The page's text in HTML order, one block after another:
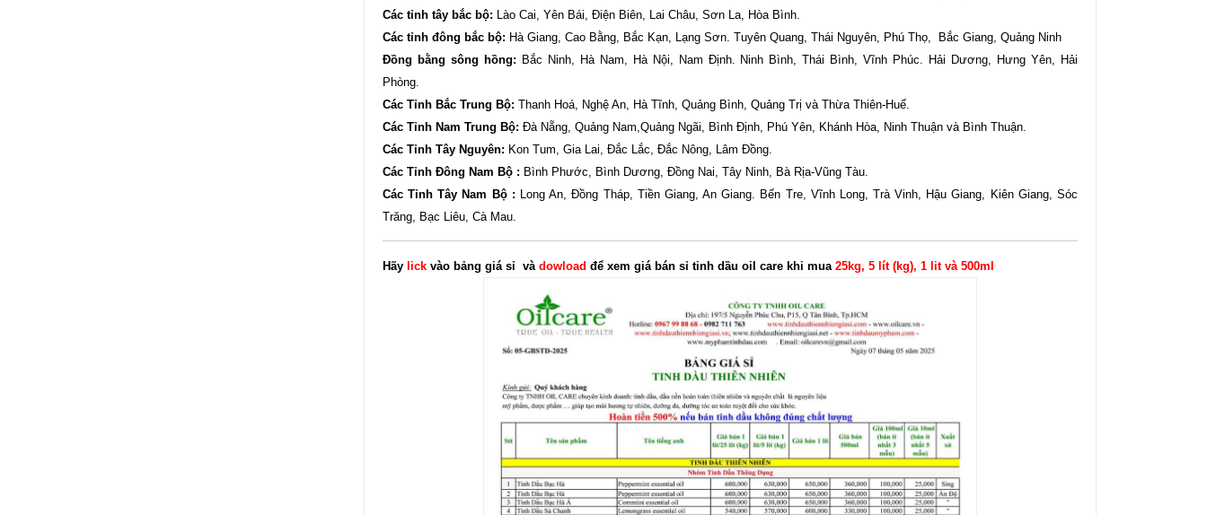
Các tỉnh tây bắc bộ: Lào Cai, Yên Bái, Điện Biên, Lai Châu, Sơn La, Hòa Bình.
Các tỉnh đông bắc bộ: Hà Giang, Cao Bằng, Bắc Kạn, Lạng Sơn. Tuyên Quang, Thái Nguyên, Phú Thọ, Bắc Giang, Quảng Ninh
Đồng bằng sông hồng: Bắc Ninh, Hà Nam, Hà Nội, Nam Định. Ninh Bình, Thái Bình, Vĩnh Phúc. Hải Dương, Hưng Yên, Hải
Phòng.
Các Tỉnh Bắc Trung Bộ: Thanh Hoá, Nghệ An, Hà Tĩnh, Quảng Bình, Quảng Trị và Thừa Thiên-Huế.
Các Tỉnh Nam Trung Bộ: Đà Nẵng, Quảng Nam,Quảng Ngãi, Bình Định, Phú Yên, Khánh Hòa, Ninh Thuận và Bình Thuận.
Các Tỉnh Tây Nguyên: Kon Tum, Gia Lai, Đắc Lắc, Đắc Nông, Lâm Đồng.
Các Tỉnh Đông Nam Bộ : Bình Phước, Bình Dương, Đồng Nai, Tây Ninh, Bà Rịa-Vũng Tàu.
Các Tỉnh Tây Nam Bộ :
Long An, Đồng Tháp, Tiền Giang, An Giang. Bến Tre, Vĩnh Long, Trà Vinh, Hậu Giang, Kiên Giang, Sóc
Trăng, Bạc Liêu, Cà Mau.
Hãy lick vào bảng giá sỉ và dowload để xem giá bán sỉ tinh dầu oil care khi mua 25kg, 5 lít (kg), 1 lit và 500ml